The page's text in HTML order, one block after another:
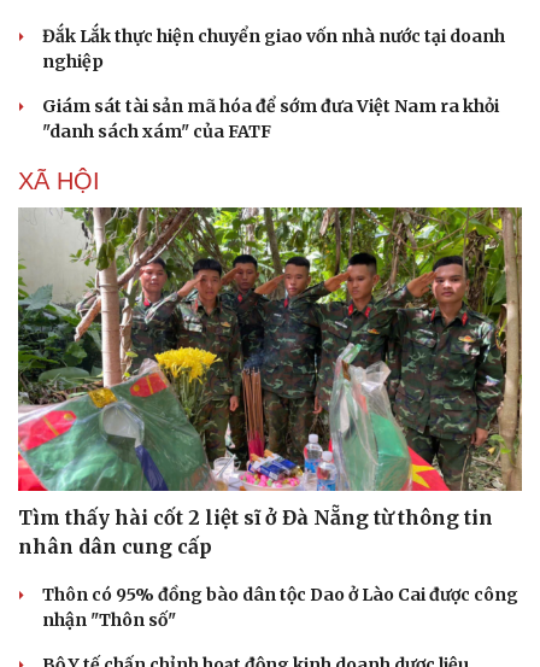
Đắk Lắk thực hiện chuyển giao vốn nhà nước tại doanh
nghiệp
Giám sát tài sản mã hóa để sớm đưa Việt Nam ra khỏi
"danh sách xám" của FATF
XÃ HỘI
Tìm thấy hài cốt 2 liệt sĩ ở Đà Nẵng từ thông tin
nhân dân cung cấp
Thôn có 95% đồng bào dân tộc Dao ở Lào Cai được công
nhận "Thôn số"